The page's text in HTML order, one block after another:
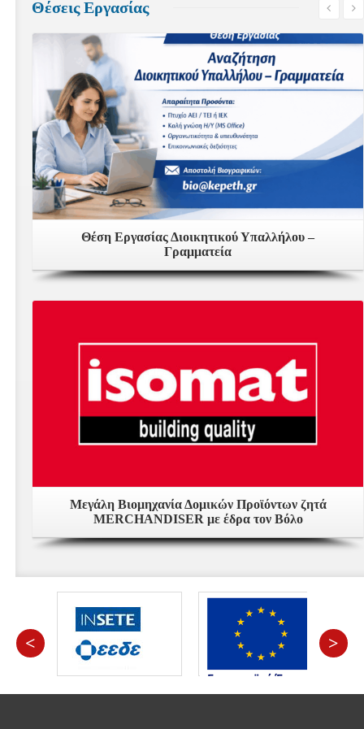
Θέσεις Εργασίας
Δείτε Περισσότερα
Θέση Εργασίας Διοικητικού Υπαλλήλου –
Γραμματεία
Δείτε Περισσότερα
Μεγάλη Βιομηχανία Δομικών Προϊόντων ζητά
MERCHANDISER με έδρα τον Βόλο
< >